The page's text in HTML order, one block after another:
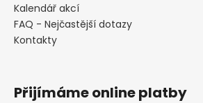
Kalendář akcí
FAQ - Nejčastější dotazy
Kontakty
Přijímáme online platby